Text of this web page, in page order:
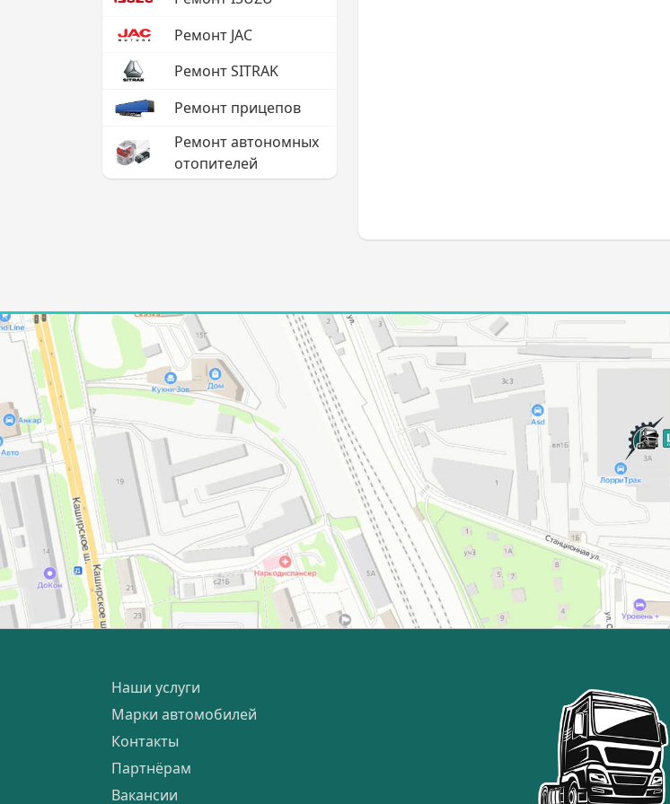
Ремонт JAC
Ремонт SITRAK
Ремонт прицепов
Ремонт автономных
отопителей
Наши услуги
Марки автомобилей
Контакты
Партнёрам
Вакансии